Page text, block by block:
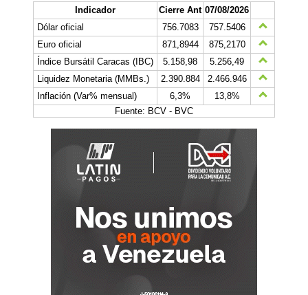
Indicador Cierre Ant 07/08/2026
Dólar oficial
756.7083
757.5406
Euro oficial
871,8944
875,2170
Índice Bursátil Caracas (IBC)
5.158,98
5.256,49
Liquidez Monetaria (MMBs.)
2.390.884
2.466.946
Inflación (Var% mensual)
6,3%
13,8%
Fuente: BCV - BVC